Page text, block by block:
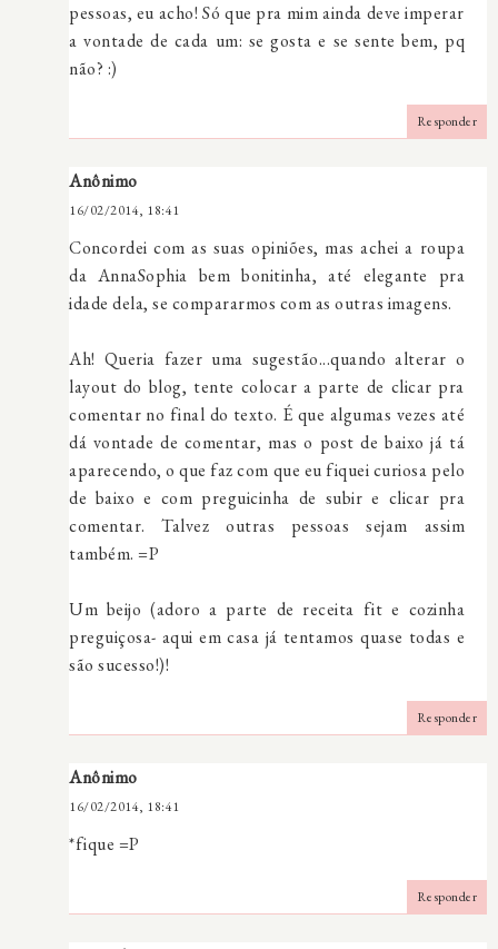
pessoas, eu acho! Só que pra mim ainda deve imperar
a vontade de cada um: se gosta e se sente bem, pq
não? :)
Responder
Anônimo
16/02/2014, 18:41
Concordei com as suas opiniões, mas achei a roupa
da AnnaSophia bem bonitinha, até elegante pra
idade dela, se compararmos com as outras imagens.
Ah! Queria fazer uma sugestão...quando alterar o
layout do blog, tente colocar a parte de clicar pra
comentar no final do texto. É que algumas vezes até
dá vontade de comentar, mas o post de baixo já tá
aparecendo, o que faz com que eu fiquei curiosa pelo
de baixo e com preguicinha de subir e clicar pra
comentar. Talvez outras pessoas sejam assim
também. =P
Um beijo (adoro a parte de receita fit e cozinha
preguiçosa- aqui em casa já tentamos quase todas e
são sucesso!)!
Responder
Anônimo
16/02/2014, 18:41
*fique =P
Responder